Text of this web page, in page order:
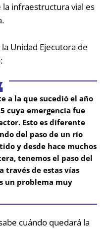
infraestructura vial es
Unidad Ejecutora de
a la que sucedió el año
cuya emergencia fue
Esto es diferente
del paso de un río
y desde hace muchos
tenemos el paso del
través de estas vías
un problema muy
cuándo quedará la